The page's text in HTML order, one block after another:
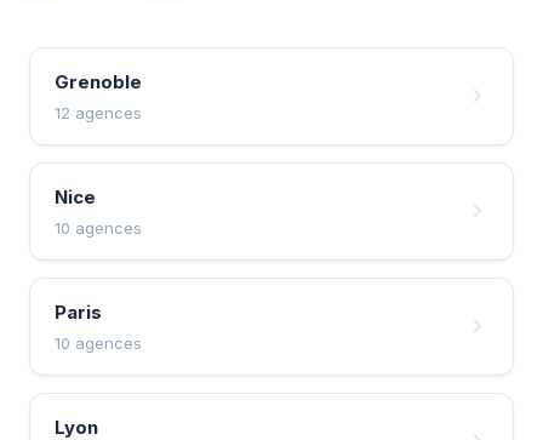
Grenoble
12 agences
Nice
10 agences
Paris
10 agences
Lyon